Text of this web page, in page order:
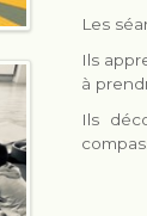
Les
Ils
à
Ils